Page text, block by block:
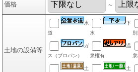
価格 ～
土地の設備等
水
道
下
水
ガ
ス（プロパン）
温
泉権有
土
土